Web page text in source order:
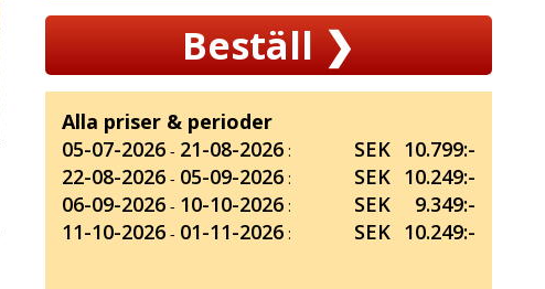
Beställ❯
Alla priser & perioder
05-07-2026‐ 21-08-2026: SEK 10.799:-
22-08-2026‐ 05-09-2026: SEK 10.249:-
06-09-2026‐ 10-10-2026: SEK
9.349:-
11-10-2026‐ 01-11-2026: SEK 10.249:-